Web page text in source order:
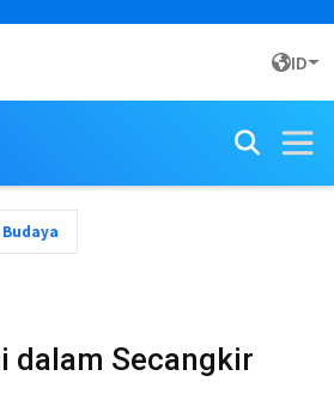
ID
Budaya
dalam Secangkir